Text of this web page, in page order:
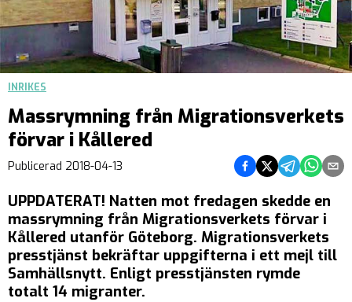
INRIKES
Massrymning från Migrationsverkets
förvar i Kållered
Publicerad 2018-04-13 Dela på Facebook
Dela på Twitter
Dela påDela på
Dela
UPPDATERAT! Natten mot fredagen skedde en
massrymning från Migrationsverkets förvar i
Kållered utanför Göteborg. Migrationsverkets
presstjänst bekräftar uppgifterna i ett mejl till
Samhällsnytt. Enligt presstjänsten rymde
totalt 14 migranter.